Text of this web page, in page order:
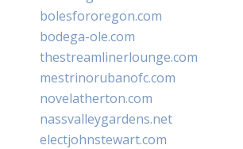
bolesfororegon.com
bodega-ole.com
thestreamlinerlounge.com
mestrinorubanofc.com
novelatherton.com
nassvalleygardens.net
electjohnstewart.com